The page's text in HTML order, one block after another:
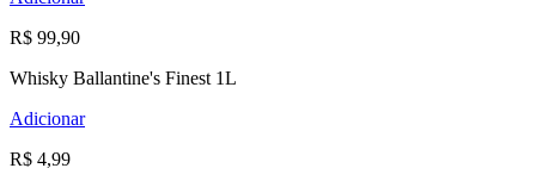
R$ 99,90
Whisky Ballantine's Finest 1L
Adicionar
R$ 4,99